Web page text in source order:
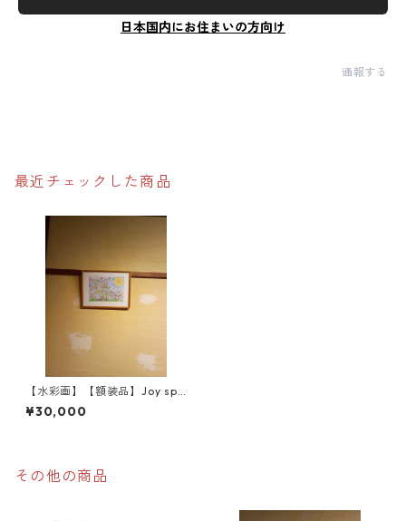
日本国内にお住まいの方向け
通報する
最近チェックした商品
【水彩画】【額装品】Joy spri
ng
¥30,000
その他の商品